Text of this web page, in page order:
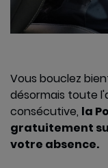
Vous bouclez
désormais toute
consécutive, la
gratuitement
votre absence.